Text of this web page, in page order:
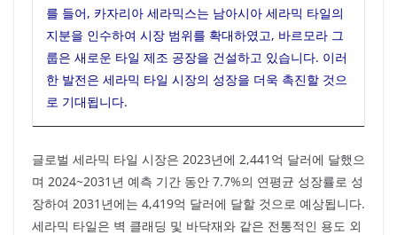
를 들어, 카자리아 세라믹스는 남아시아 세라믹 타일의
지분을 인수하여 시장 범위를 확대하였고, 바르모라 그
룹은 새로운 타일 제조 공장을 건설하고 있습니다. 이러
한 발전은 세라믹 타일 시장의 성장을 더욱 촉진할 것으
로 기대됩니다.
글로벌 세라믹 타일 시장은 2023년에 2,441억 달러에 달했으
며 2024~2031년 예측 기간 동안 7.7%의 연평균 성장률로 성
장하여 2031년에는 4,419억 달러에 달할 것으로 예상됩니다.
세라믹 타일은 벽 클래딩 및 바닥재와 같은 전통적인 용도 외